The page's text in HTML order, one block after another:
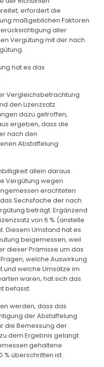
erfordert die
maßgeblichen Faktoren
aller
Vergütung mit der nach
hat es das
Vergleichsbetrachtung
den Lizenzsatz
dazu getroffen,
ergeben, dass die
nach den
Abstaffelung
allein daraus
Vergütung wegen
erachteten
Sechsfache der nach
beträgt. Ergänzend
von 6 % (anstelle
Diesem Umstand hat es
beigemessen, weil
dieser Prämisse um das
welche Auswirkung
welche Umsätze im
waren, hat sich das
befasst.
werden, dass das
der Abstaffelung
die Bemessung der
dem Ergebnis gelangt
gehaltene
% überschritten ist.